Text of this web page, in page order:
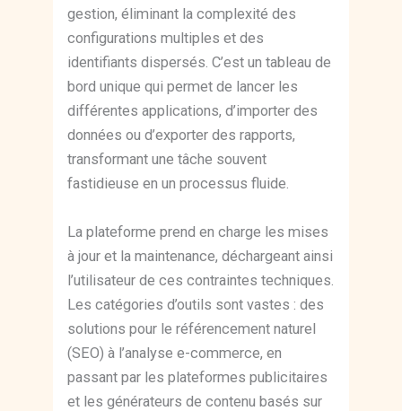
gestion, éliminant la complexité des
configurations multiples et des
identifiants dispersés. C’est un tableau de
bord unique qui permet de lancer les
différentes applications, d’importer des
données ou d’exporter des rapports,
transformant une tâche souvent
fastidieuse en un processus fluide.
La plateforme prend en charge les mises
à jour et la maintenance, déchargeant ainsi
l’utilisateur de ces contraintes techniques.
Les catégories d’outils sont vastes : des
solutions pour le référencement naturel
(SEO) à l’analyse e-commerce, en
passant par les plateformes publicitaires
et les générateurs de contenu basés sur